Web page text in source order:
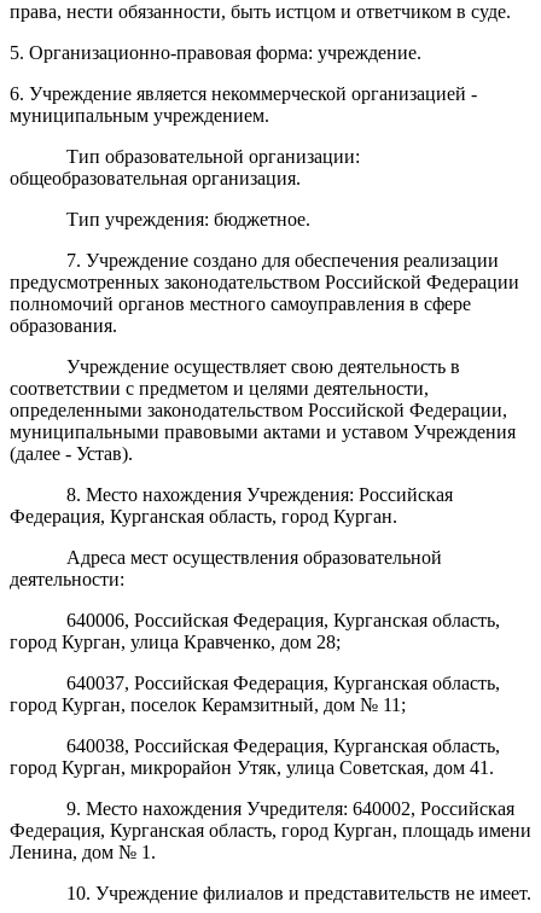
права, нести обязанности, быть истцом и ответчиком в суде.
5. Организационно-правовая форма: учреждение.
6. Учреждение является некоммерческой организацией -
муниципальным учреждением.
Тип образовательной организации:
общеобразовательная организация.
Тип учреждения: бюджетное.
7. Учреждение создано для обеспечения реализации
предусмотренных законодательством Российской Федерации
полномочий органов местного самоуправления в сфере
образования.
Учреждение осуществляет свою деятельность в
соответствии с предметом и целями деятельности,
определенными законодательством Российской Федерации,
муниципальными правовыми актами и уставом Учреждения
(далее - Устав).
8. Место нахождения Учреждения: Российская
Федерация, Курганская область, город Курган.
Адреса мест осуществления образовательной
деятельности:
640006, Российская Федерация, Курганская область,
город Курган, улица Кравченко, дом 28;
640037, Российская Федерация, Курганская область,
город Курган, поселок Керамзитный, дом № 11;
640038, Российская Федерация, Курганская область,
город Курган, микрорайон Утяк, улица Советская, дом 41.
9. Место нахождения Учредителя: 640002, Российская
Федерация, Курганская область, город Курган, площадь имени
Ленина, дом № 1.
10. Учреждение филиалов и представительств не имеет.